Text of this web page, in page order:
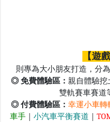
【遊
則專為大小朋友打造，分為
◎ 免費體驗區： 親自體驗挖
雙軌賽車賽道
◎ 付費體驗區： 幸運小車轉
車手
小汽車平衡賽道